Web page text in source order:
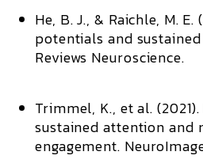
He, B. J., & Raichle, M. E.
potentials and
Reviews Neuroscience.
Trimmel, K., et al. (2021).
sustained attention and
engagement.